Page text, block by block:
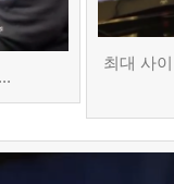
최대 사